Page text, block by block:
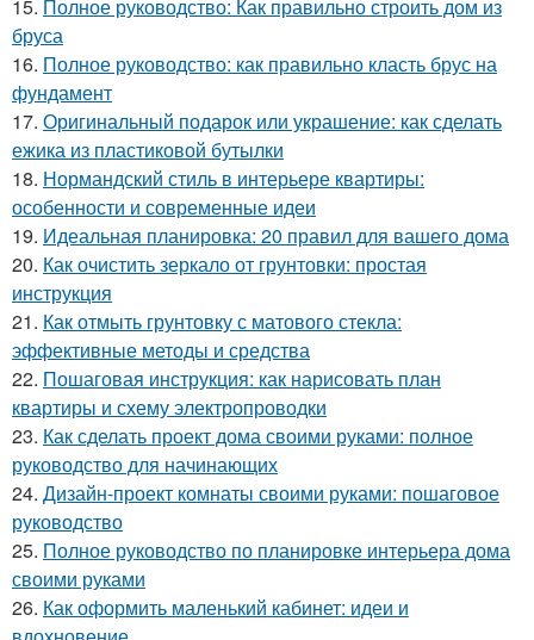
15. Полное руководство: Как правильно строить дом из
бруса
16. Полное руководство: как правильно класть брус на
фундамент
17. Оригинальный подарок или украшение: как сделать
ежика из пластиковой бутылки
18. Нормандский стиль в интерьере квартиры:
особенности и современные идеи
19. Идеальная планировка: 20 правил для вашего дома
20. Как очистить зеркало от грунтовки: простая
инструкция
21. Как отмыть грунтовку с матового стекла:
эффективные методы и средства
22. Пошаговая инструкция: как нарисовать план
квартиры и схему электропроводки
23. Как сделать проект дома своими руками: полное
руководство для начинающих
24. Дизайн-проект комнаты своими руками: пошаговое
руководство
25. Полное руководство по планировке интерьера дома
своими руками
26. Как оформить маленький кабинет: идеи и